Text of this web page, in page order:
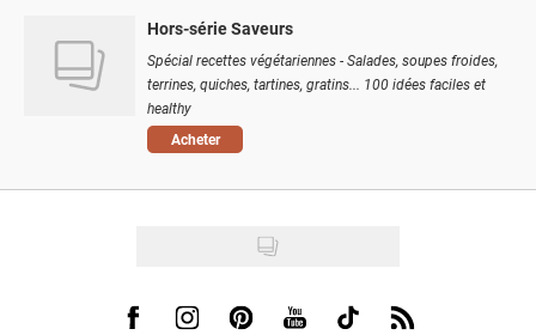
Hors-série Saveurs
Spécial recettes végétariennes - Salades, soupes froides,
terrines, quiches, tartines, gratins... 100 idées faciles et
healthy
Acheter
Visit us on Facebook
Visit us on Instagram
Visit us on Pinterest
Visit us on Youtube
Visit us on Tiktok
Visit us on Rss